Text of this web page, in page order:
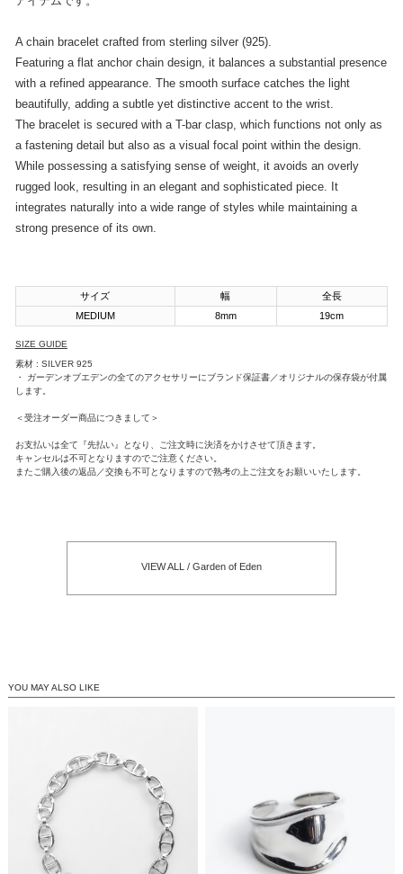
A chain bracelet crafted from sterling silver (925).
Featuring a flat anchor chain design, it balances a substantial presence
with a refined appearance. The smooth surface catches the light
beautifully, adding a subtle yet distinctive accent to the wrist.
The bracelet is secured with a T-bar clasp, which functions not only as
a fastening detail but also as a visual focal point within the design.
While possessing a satisfying sense of weight, it avoids an overly
rugged look, resulting in an elegant and sophisticated piece. It
integrates naturally into a wide range of styles while maintaining a
strong presence of its own.
サイズ 幅
全長
MEDIUM
8mm 19cm
SIZE GUIDE
素材 : SILVER 925
・ ガーデンオブエデンの全てのアクセサリーにブランド保証書／オリジナルの保存袋が付属
します。
＜受注オーダー商品につきまして＞
お支払いは全て『先払い』となり、ご注文時に決済をかけさせて頂きます。
キャンセルは不可となりますのでご注意ください。
またご購入後の返品／交換も不可となりますので熟考の上ご注文をお願いいたします。
VIEW ALL / Garden of Eden
YOU MAY ALSO LIKE